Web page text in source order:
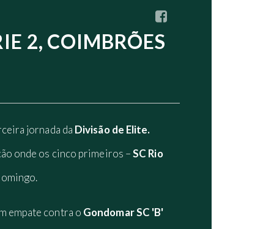
2, COIMBRÕES
jornada da Divisão de Elite.
onde os cinco primeiros –SC Rio
empate contra o Gondomar SC 'B'